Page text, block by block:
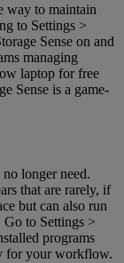
way to maintain
to Settings >
Sense on and
managing
laptop for free
Sense is a game-
longer need.
that are rarely, if
but can also run
to Settings >
programs
for your workflow.